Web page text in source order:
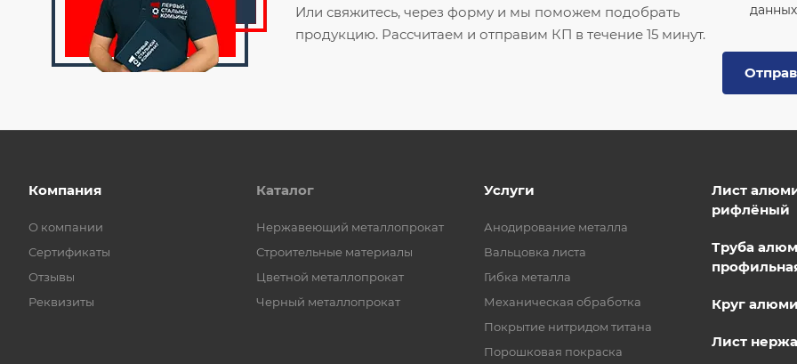
Или свяжитесь, через форму и мы поможем подобрать
продукцию. Рассчитаем и отправим КП в течение 15 минут.
данных
Компания
О компании
Сертификаты
Отзывы
Реквизиты
Каталог
Нержавеющий металлопрокат
Строительные материалы
Цветной металлопрокат
Черный металлопрокат
Услуги
Анодирование металла
Вальцовка листа
Гибка металла
Механическая обработка
Покрытие нитридом титана
Порошковая покраска
Лист
рифлёный
Труба
Круг
Лист